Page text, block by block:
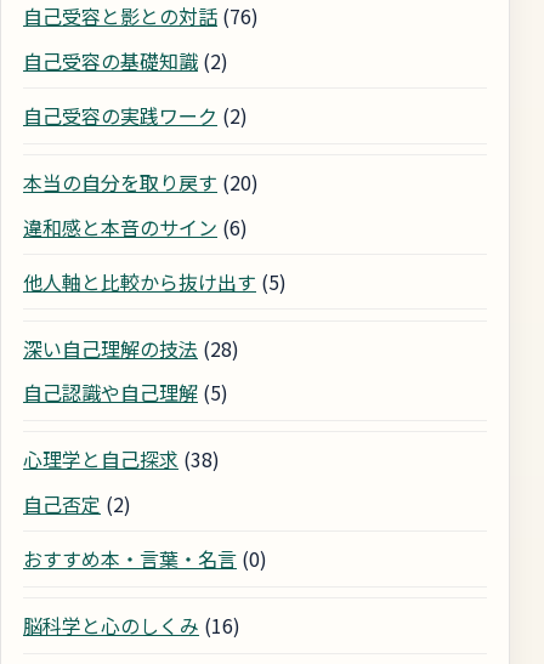
自己受容と影との対話 (76)
自己受容の基礎知識 (2)
自己受容の実践ワーク (2)
本当の自分を取り戻す (20)
違和感と本音のサイン (6)
他人軸と比較から抜け出す (5)
深い自己理解の技法 (28)
自己認識や自己理解 (5)
心理学と自己探求 (38)
自己否定 (2)
おすすめ本・言葉・名言 (0)
脳科学と心のしくみ (16)